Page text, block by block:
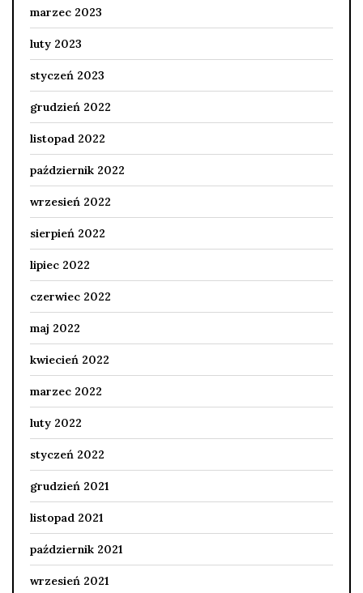
marzec 2023
luty 2023
styczeń 2023
grudzień 2022
listopad 2022
październik 2022
wrzesień 2022
sierpień 2022
lipiec 2022
czerwiec 2022
maj 2022
kwiecień 2022
marzec 2022
luty 2022
styczeń 2022
grudzień 2021
listopad 2021
październik 2021
wrzesień 2021